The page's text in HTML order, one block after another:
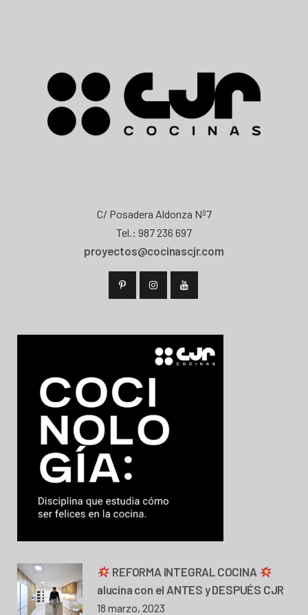
C/ Posadera Aldonza Nº7
Tel.: 987 236 697
proyectos@cocinascjr.com
REFORMA INTEGRAL COCINA
alucina con el ANTES y DESPUÉS CJR
18 marzo, 2023